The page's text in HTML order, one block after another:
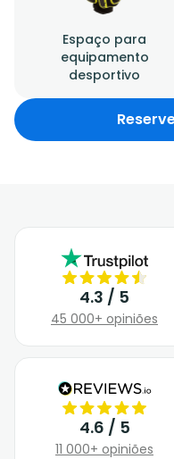
Espaço para
equipamento
desportivo
4.3 / 5
45 000+ opiniões
4.6 / 5
11 000+ opiniões